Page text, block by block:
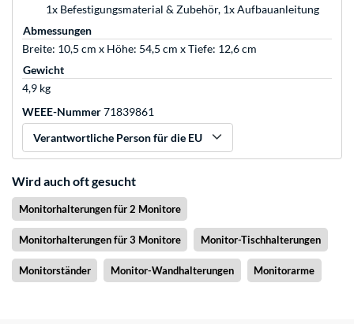
1x Befestigungsmaterial & Zubehör, 1x Aufbauanleitung
Abmessungen
Breite: 10,5 cm x Höhe: 54,5 cm x Tiefe: 12,6 cm
Gewicht
4,9 kg
WEEE-Nummer71839861
Verantwortliche Person für die EU
Wird auch oft gesucht
Monitorhalterungen für 2 Monitore
Monitorhalterungen für 3 Monitore Monitor-Tischhalterungen
Monitorständer Monitor-Wandhalterungen Monitorarme